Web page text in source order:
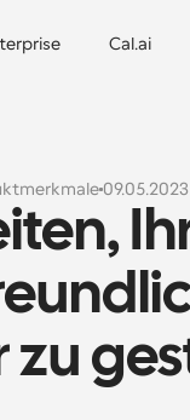
Cal.ai
09.05.2023